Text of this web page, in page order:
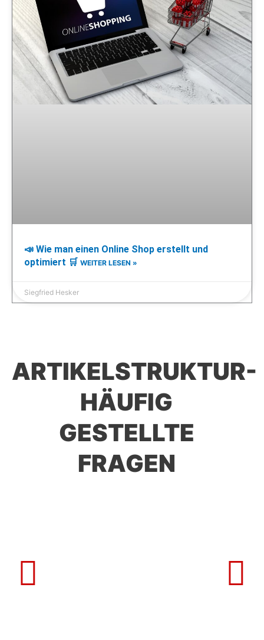
📣 Wie man einen Online Shop erstellt und
optimiert 🛒 WEITER LESEN »
Siegfried Hesker
ARTIKELSTRUKTUR-
HÄUFIG
GESTELLTE
FRAGEN